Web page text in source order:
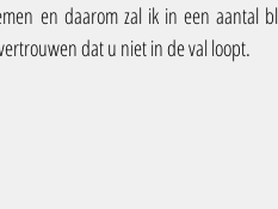
en daarom zal ik in een aantal
dat u niet in de val loopt.